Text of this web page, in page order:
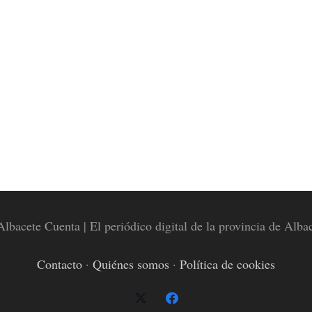
Cuenta | El periódico digital de la provincia de
Contacto · Quiénes somos · Política de cookies